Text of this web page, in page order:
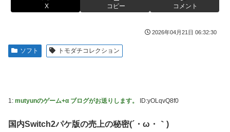
【ウマ娘】セイちゃんの攻撃力を見よ！！！
とーーーーーーーーにおもんない！！！！」→炎上
海外「全部日本の真似だったのか…」 日本の普通のテレビ
番組が最新SNSの数十年先を行っていたと話題に
【名探偵プリキュア】1QのIP売上は15億円 過去3期との比
【にじさんじ】Cellmates、NG行動回避ゲーム！フリが露
X コピー コメント
2026年04月21日 06:32:30
ソフト トモダチコレクション
1: mutyunのゲーム+α ブログがお送りします。 ID:yOLqvQ8f0
国内Switch2パケ版の売上の秘密(´・ω・｀)